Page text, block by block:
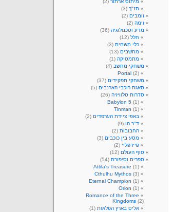
מיתוס ארתור (2)
תנ"ך (3)
זומבים (2)
זימה (2)
מדע וטכנולוגיה (36)
חלל (12)
כלי משחית (3)
מחשבים (13)
מתמטיקה (1)
משחקי מחשב (4)
Portal (2)
משחקי תפקידים (37)
סאגת רוכבי הארנבים (5)
סדרות טלוויזיה (26)
Babylon 5 (1)
Tinman (1)
באפי ציידת הערפדים (2)
ד"ר הו (9)
החבובות (2)
מסע בין כוכבים (3)
פיירפליי (2)
סוף העולם (12)
ספרים וסיפורת (54)
Attila's Treasure (1)
Cthulhu Mythos (3)
Eternal Champion (1)
Orion (1)
Romance of the Three
Kingdoms (2)
אליס בארץ הפלאות (1)